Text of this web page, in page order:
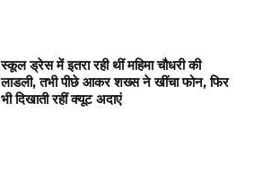
स्कूल ड्रेस में इतरा रही थीं महिमा चौधरी की
लाडली, तभी पीछे आकर शख्स ने खींचा फोन, फिर
भी दिखाती रहीं क्यूट अदाएं